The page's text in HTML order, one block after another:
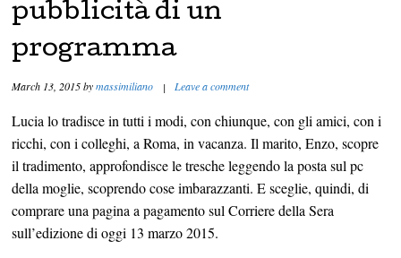
pubblicità di un
programma
March 13, 2015bymassimiliano | Leave a comment
Lucia lo tradisce in tutti i modi, con chiunque, con gli amici, con i
ricchi, con i colleghi, a Roma, in vacanza. Il marito, Enzo, scopre
il tradimento, approfondisce le tresche leggendo la posta sul pc
della moglie, scoprendo cose imbarazzanti. E sceglie, quindi, di
comprare una pagina a pagamento sul Corriere della Sera
sull’edizione di oggi 13 marzo 2015.